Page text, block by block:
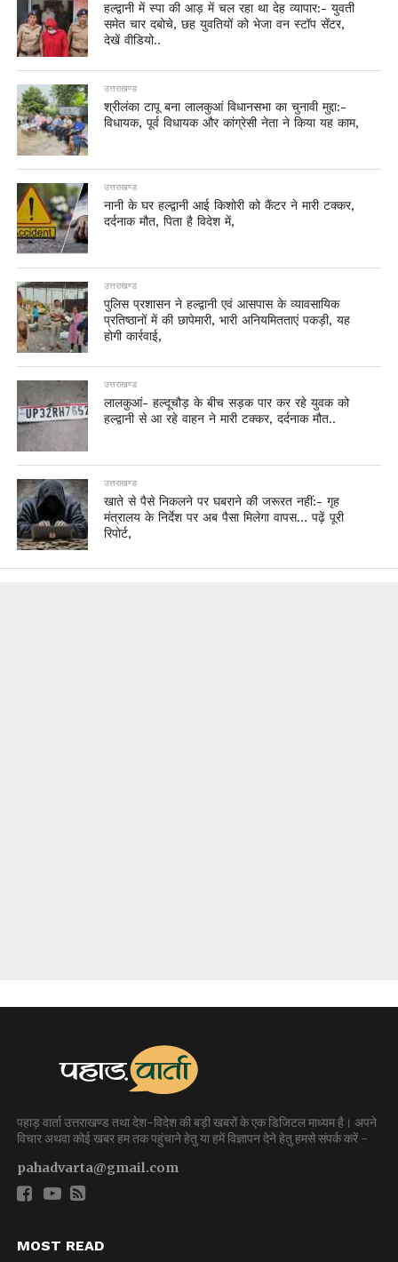
हल्द्वानी में स्पा की आड़ में चल रहा था देह व्यापार:- युवती
समेत चार दबोचे, छह युवतियों को भेजा वन स्टॉप सेंटर,
देखें वीडियो..
उत्तराखण्ड
श्रीलंका टापू बना लालकुआं विधानसभा का चुनावी मुद्दा:-
विधायक, पूर्व विधायक और कांग्रेसी नेता ने किया यह काम,
उत्तराखण्ड
नानी के घर हल्द्वानी आई किशोरी को कैंटर ने मारी टक्कर,
दर्दनाक मौत, पिता है विदेश में,
उत्तराखण्ड
पुलिस प्रशासन ने हल्द्वानी एवं आसपास के व्यावसायिक
प्रतिष्ठानों में की छापेमारी, भारी अनियमितताएं पकड़ी, यह
होगी कार्रवाई,
उत्तराखण्ड
लालकुआं- हल्दूचौड़ के बीच सड़क पार कर रहे युवक को
हल्द्वानी से आ रहे वाहन ने मारी टक्कर, दर्दनाक मौत..
उत्तराखण्ड
खाते से पैसे निकलने पर घबराने की जरूरत नहीं:- गृह
मंत्रालय के निर्देश पर अब पैसा मिलेगा वापस… पढ़ें पूरी
रिपोर्ट,
पहाड़ वार्ता उत्तराखण्ड तथा देश-विदेश की बड़ी खबरों के एक डिजिटल माध्यम है। अपने
विचार अथवा कोई खबर हम तक पहुंचाने हेतु या हमें विज्ञापन देने हेतु हमसे संपर्क करें -
pahadvarta@gmail.com
MOST READ